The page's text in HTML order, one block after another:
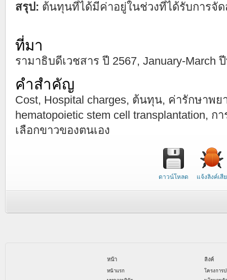
สรุป: ต้นทุนที่ได้มีค่าอยู่ในช่วงที่ได้รับการจั
ที่มา
รามาธิบดีเวชสาร ปี 2567, January-March
คำสำคัญ
Cost, Hospital charges, ต้นทุน, ค่ารักษาพย
hematopoietic stem cell transplantation,
เลือกขาวของตนเอง
ดาวน์โหลด แจ้งลิงค์เสีย
หน้า
หน้าแรก
ลิงค์
โครงการ